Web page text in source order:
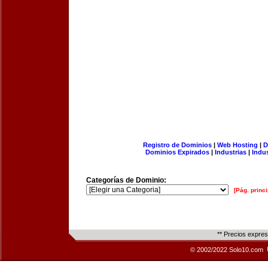
Registro de Dominios| Web Hosting |
Dominios Expirados | Industrias |
Categorías de Dominio:
[Pág.
** Precios
© 2002/2022 Solo10.com